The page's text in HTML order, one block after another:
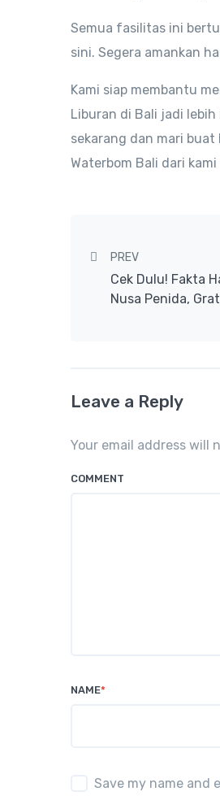
Semua fasilitas ini
sini. Segera amankan
Kami siap membantu
Liburan di Bali jadi
sekarang dan mari
Waterbom Bali dari
Post
PREV
Cek Dulu! Fakta
Nusa Penida,
Leave a Reply
Your email address will
COMMENT
NAME*
Save my name and